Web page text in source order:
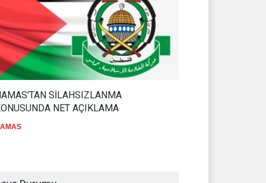
SİLAHSIZLANMA
NET AÇIKLAMA